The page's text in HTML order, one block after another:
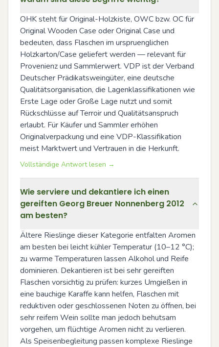
OHK steht für Original-Holzkiste, OWC bzw. OC für
Original Wooden Case oder Original Case und
bedeuten, dass Flaschen im urspruenglichen
Holzkarton/Case geliefert werden — relevant für
Provenienz und Sammlerwert. VDP ist der Verband
Deutscher Prädikatsweingüter, eine deutsche
Qualitätsorganisation, die Lagenklassifikationen wie
Erste Lage oder Große Lage nutzt und somit
Rückschlüsse auf Terroir und Qualitätsanspruch
erlaubt. Für Käufer und Sammler erhöhen
Originalverpackung und eine VDP-Klassifikation
meist Marktwert und Vertrauen in die Herkunft.
Vollständige Antwort lesen →
Wie serviere und dekantiere ich einen
gereiften Georg Breuer Nonnenberg 2012
am besten?
Ältere Rieslinge dieser Kategorie entfalten Aromen
am besten bei leicht kühler Temperatur (10–12 °C);
zu warme Temperaturen lassen Alkohol und Reife
dominieren. Dekantieren ist bei sehr gereiften
Flaschen vorsichtig zu prüfen: kurzes Umgießen in
eine bauchige Karaffe kann helfen, Flaschen mit
reduktiven oder geschlossenen Noten zu öffnen, bei
sehr reifem Wein sollte man jedoch behutsam
vorgehen, um flüchtige Aromen nicht zu verlieren.
Als Speisenbegleitung passen komplexe Rieslinge